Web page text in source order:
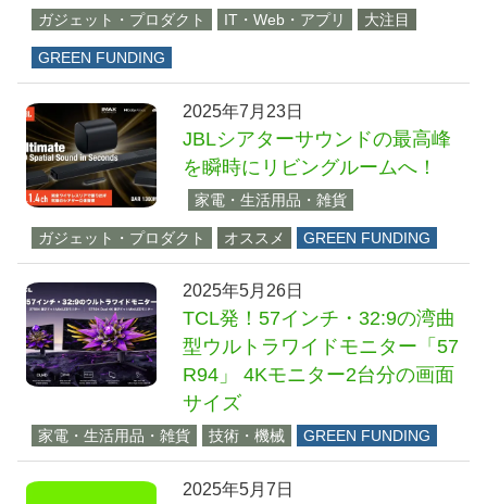
ガジェット・プロダクト IT・Web・アプリ 大注目
GREEN FUNDING
2025年7月23日
JBLシアターサウンドの最高峰
を瞬時にリビングルームへ！
家電・生活用品・雑貨
ガジェット・プロダクト オススメ GREEN FUNDING
2025年5月26日
TCL発！57インチ・32:9の湾曲
型ウルトラワイドモニター「57
R94」 4Kモニター2台分の画面
サイズ
家電・生活用品・雑貨 技術・機械 GREEN FUNDING
2025年5月7日